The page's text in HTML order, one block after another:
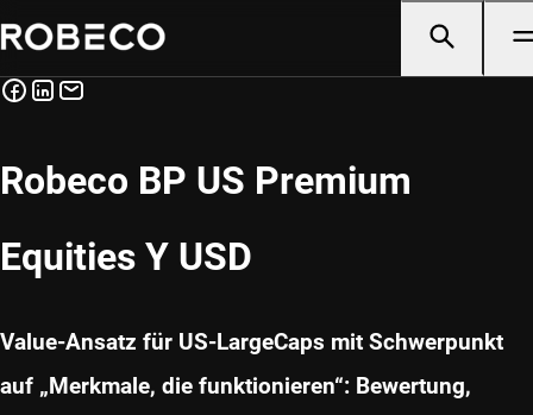
Robeco BP US Premium
Equities Y USD
Value-Ansatz für US-LargeCaps mit Schwerpunkt
auf „Merkmale, die funktionieren“: Bewertung,